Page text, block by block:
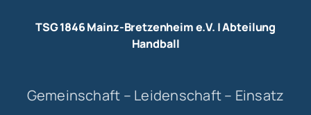
TSG 1846 Mainz-Bretzenheim e.V. | Abteilung
Handball
Gemeinschaft – Leidenschaft – Einsatz